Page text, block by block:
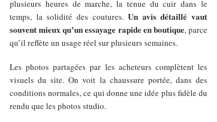
plusieurs heures de marche, la tenue du cuir dans le
temps, la solidité des coutures.Un avis détaillé vaut
souvent mieux qu’un essayage rapide en boutique, parce
qu’il reflète un usage réel sur plusieurs semaines.
Les photos partagées par les acheteurs complètent les
visuels du site. On voit la chaussure portée, dans des
conditions normales, ce qui donne une idée plus fidèle du
rendu que les photos studio.